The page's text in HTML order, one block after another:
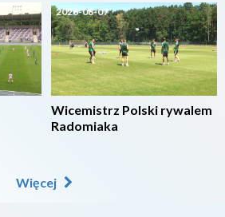
2026-08-07
Wicemistrz Polski rywalem
Radomiaka
Więcej